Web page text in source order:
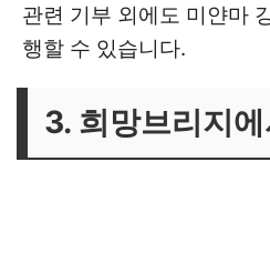
관련 기부 외에도 미얀마
행할 수 있습니다.
3. 희망브리지